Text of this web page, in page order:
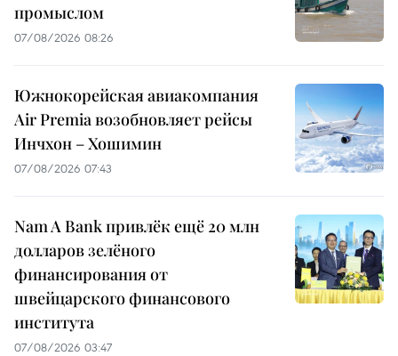
промыслом
07/08/2026 08:26
Южнокорейская авиакомпания
Air Premia возобновляет рейсы
Инчхон – Хошимин
07/08/2026 07:43
Nam A Bank привлёк ещё 20 млн
долларов зелёного
финансирования от
швейцарского финансового
института
07/08/2026 03:47